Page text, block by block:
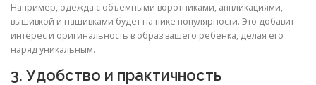
Например, одежда с объемными воротниками, аппликациями,
вышивкой и нашивками будет на пике популярности. Это добавит
интерес и оригинальность в образ вашего ребенка, делая его
наряд уникальным.
3. Удобство и практичность